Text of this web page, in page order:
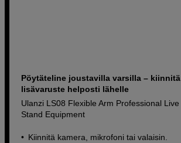
Pöytäteline joustavilla varsilla – kiinnitä
lisävaruste helposti lähelle
Ulanzi LS08 Flexible Arm Professional
Stand Equipment
Kiinnitä kamera, mikrofoni tai valaisin.